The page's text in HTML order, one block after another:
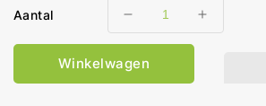
Aantal
Aantal
verlagen
voor
Tablethouder
Aantal
Winkelwagen